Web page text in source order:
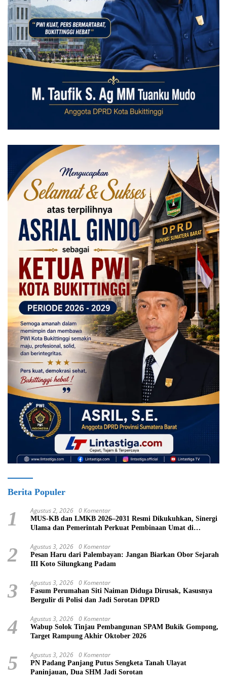
Berita Populer
1 Agustus 2, 2026 0 Komentar
MUS-KB dan LMKB 2026–2031 Resmi Dikukuhkan, Sinergi
Ulama dan Pemerintah Perkuat Pembinaan Umat di
2 Agustus 3, 2026 0 Komentar
Pesan Haru dari Palembayan: Jangan Biarkan Obor Sejarah
III Koto Silungkang Padam
3 Agustus 3, 2026 0 Komentar
Fasum Perumahan Siti Naiman Diduga Dirusak, Kasusnya
Bergulir di Polisi dan Jadi Sorotan DPRD
4 Agustus 3, 2026 0 Komentar
Wabup Solok Tinjau Pembangunan SPAM Bukik Gompong,
Target Rampung Akhir Oktober 2026
5 Agustus 3, 2026 0 Komentar
PN Padang Panjang Putus Sengketa Tanah Ulayat
Paninjauan, Dua SHM Jadi Sorotan